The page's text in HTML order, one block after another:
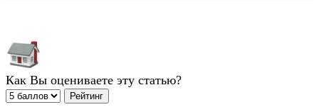
Как Вы оцениваете эту статью?